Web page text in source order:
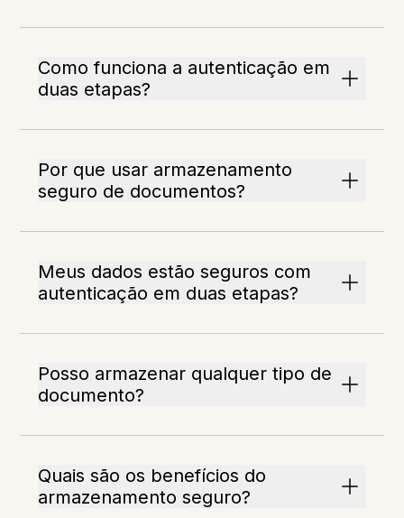
Como funciona a autenticação em
duas etapas?
Por que usar armazenamento
seguro de documentos?
Meus dados estão seguros com
autenticação em duas etapas?
Posso armazenar qualquer tipo de
documento?
Quais são os benefícios do
armazenamento seguro?